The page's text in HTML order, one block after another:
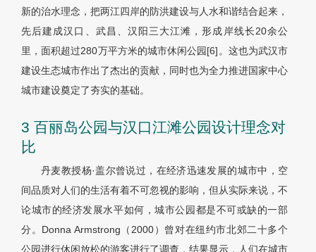
新的治水理念，把两江四岸的防洪建设与人水和谐结合起来，
先后建成汉口、武昌、汉阳三大江滩，形成岸线长20余公
里，面积超过280万平方米的城市休闲公园[6]。这也为武汉市
建设生态城市作出了杰出的贡献，同时也为全力推进国家中心
城市建设奠定了夯实的基础。
3 百丽岛公园与汉口江滩公园设计理念对
比
丹麦教授杨·盖尔曾说过，在经济迅速发展的城市中，空
间品质对人们的生活有着不可忽视的影响，但从实际来说，不
论城市的经济发展水平如何，城市公园都是不可或缺的一部
分。Donna Armstrong（2000）曾对在纽约市北郊二十多个
公园进行休闲放松的游客进行了调查，结果显示，人们在城市